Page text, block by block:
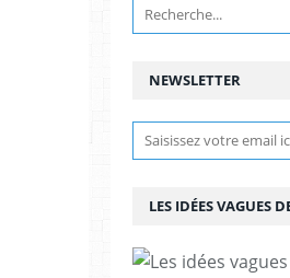
NEWSLETTER
LES IDÉES VAGUES